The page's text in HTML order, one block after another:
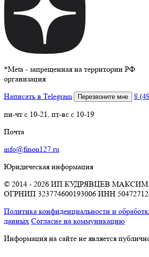
*Meta - запрещенная на территории РФ
организация
Написать в Telegram
Перезвоните мне
8
пн-чт с 10-21, пт-вс с 10-19
Почта
info@finon127.ru
Юридическая информация
© 2014 - 2026 ИП КУДРЯВЦЕВ
ОГРНИП 323774600193006 ИНН
Политика конфиденциальности и
данных Согласие на коммуникацию
Информация на сайте не является